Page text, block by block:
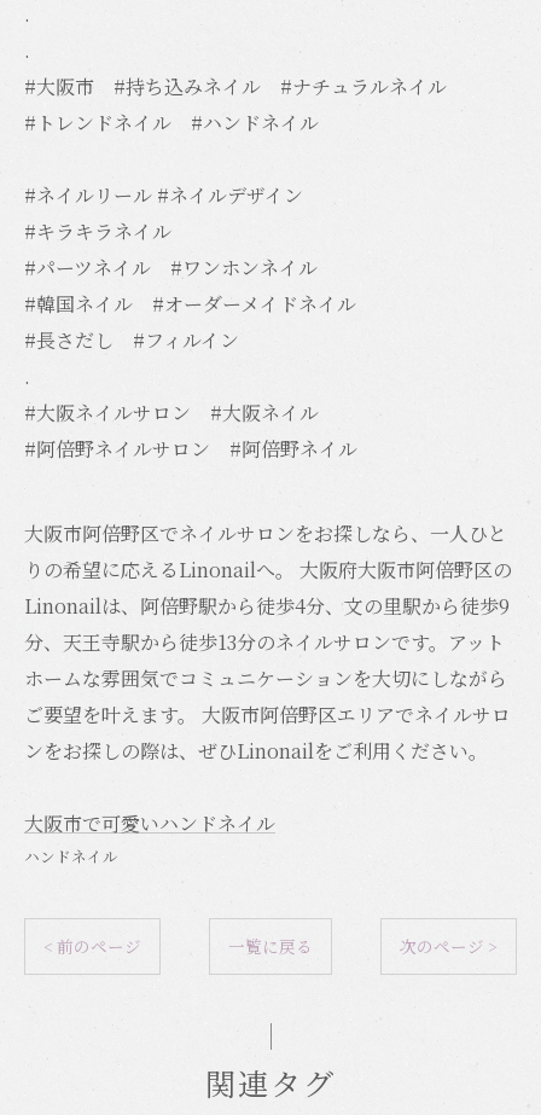
.
.
#大阪市 #持ち込みネイル #ナチュラルネイル
#トレンドネイル #ハンドネイル
#ネイルリール #ネイルデザイン
#キラキラネイル
#パーツネイル #ワンホンネイル
#韓国ネイル #オーダーメイドネイル
#長さだし #フィルイン
.
#大阪ネイルサロン #大阪ネイル
#阿倍野ネイルサロン #阿倍野ネイル
大阪市阿倍野区でネイルサロンをお探しなら、一人ひと
りの希望に応えるLinonailへ。 大阪府大阪市阿倍野区の
Linonailは、阿倍野駅から徒歩4分、文の里駅から徒歩9
分、天王寺駅から徒歩13分のネイルサロンです。アット
ホームな雰囲気でコミュニケーションを大切にしながら
ご要望を叶えます。 大阪市阿倍野区エリアでネイルサロ
ンをお探しの際は、ぜひLinonailをご利用ください。
大阪市で可愛いハンドネイル
ハンドネイル
< 前のページ 一覧に戻る 次のページ >
関連タグ